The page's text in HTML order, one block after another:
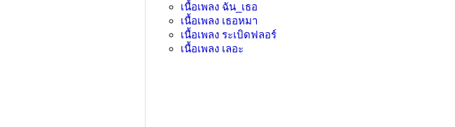
เนื้อเพลง ฉัน_เธอ
เนื้อเพลง เธอหมา
เนื้อเพลง ระเบิดฟลอร์
เนื้อเพลง เลอะ